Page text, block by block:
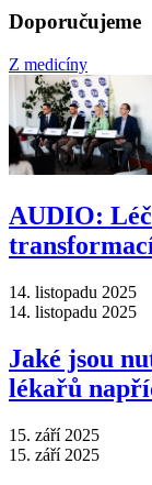
Doporučujeme
Z medicíny
AUDIO:
14. listopadu 2025
14. listopadu 2025
Jaké jsou
lékařů
15. září 2025
15. září 2025